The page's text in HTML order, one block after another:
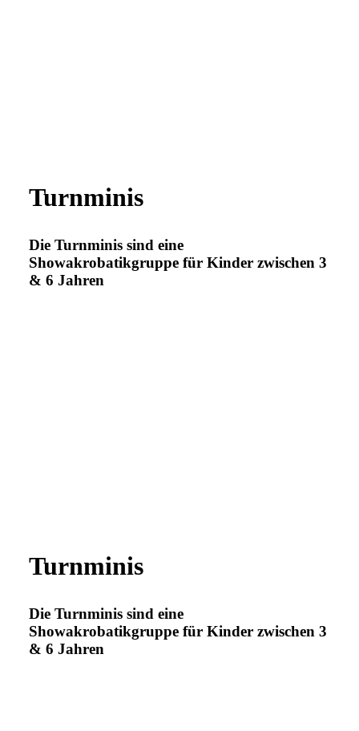
Turnminis
Die Turnminis sind eine
Showakrobatikgruppe für Kinder zwischen 3
& 6 Jahren
Turnminis
Die Turnminis sind eine
Showakrobatikgruppe für Kinder zwischen 3
& 6 Jahren